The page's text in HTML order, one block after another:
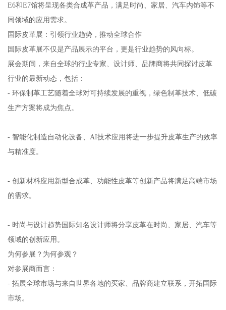
E6和E7馆将呈现各类合成革产品，满足时尚、家居、汽车内饰等不
同领域的应用需求。
国际皮革展：引领行业趋势，推动全球合作
国际皮革展不仅是产品展示的平台，更是行业趋势的风向标。
展会期间，来自全球的行业专家、设计师、品牌商将共同探讨皮革
行业的最新动态，包括：
- 环保制革工艺随着全球对可持续发展的重视，绿色制革技术、低碳
生产方案将成为焦点。
- 智能化制造自动化设备、AI技术应用将进一步提升皮革生产的效率
与精准度。
- 创新材料应用新型合成革、功能性皮革等创新产品将满足高端市场
的需求。
- 时尚与设计趋势国际知名设计师将分享皮革在时尚、家居、汽车等
领域的创新应用。
为何参展？为何参观？
对参展商而言：
- 拓展全球市场与来自世界各地的买家、品牌商建立联系，开拓国际
市场。